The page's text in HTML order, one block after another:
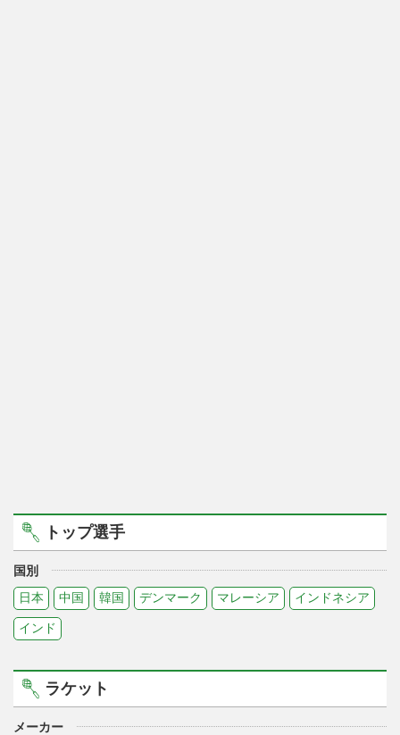
トップ選手
国別
日本
中国 韓国 デンマーク マレーシア インドネシア
インド
ラケット
メーカー